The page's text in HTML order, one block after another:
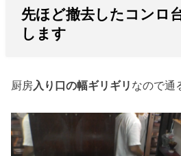
先ほど撤去したコンロ
します
厨房入り口の幅ギリギリなので通